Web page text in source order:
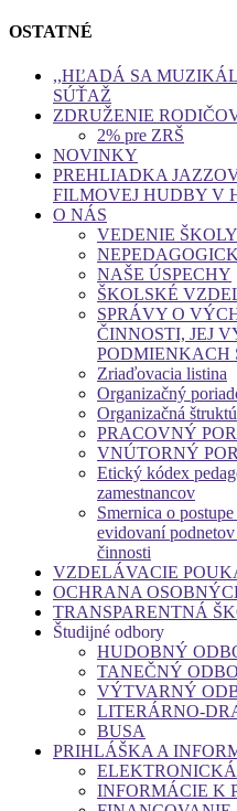
OSTATNÉ
,,HĽADÁ SA
SÚŤAŽ
ZDRUŽENIE
2% pre ZRŠ
NOVINKY
PREHLIADKA
FILMOVEJ HUDBY V
O NÁS
VEDENIE ŠKOLY
NAŠE ÚSPECHY
ŠKOLSKÉ
SPRÁVY O
ČINNOSTI, JEJ
PODMIENKACH
Zriaďovacia listina
Organizačný
Organizačná
PRACOVNÝ
VNÚTORNÝ
Etický kódex
zamestnancov
Smernica o
evidovaní
činnosti
VZDELÁVACIE
OCHRANA
TRANSPARENTNÁ
Študijné odbory
HUDOBNÝ
TANEČNÝ
VÝTVARNÝ
LITERÁRNO-
BUSA
PRIHLÁŠKA A
INFORMÁCIE K